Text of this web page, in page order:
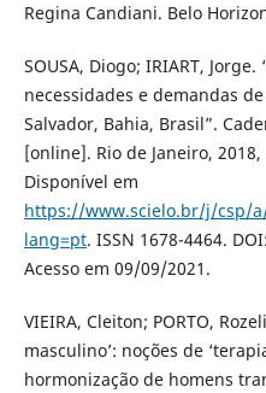
Regina Candiani. Belo
SOUSA, Diogo; IRIART, Jorge.
necessidades e demandas
Salvador, Bahia, Brasil”.
[online]. Rio de Janeiro,
Disponível em
https://www.scielo.br/j/csp/
lang=pt. ISSN 1678-4464.
Acesso em 09/09/2021.
VIEIRA, Cleiton; PORTO,
masculino’: noções de
hormonização de homens